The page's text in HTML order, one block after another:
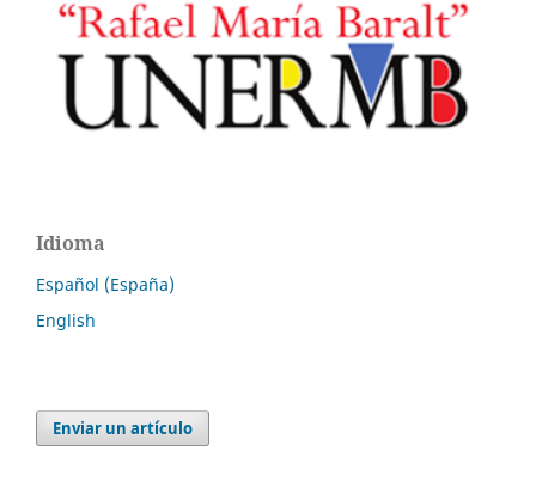
Idioma
Español (España)
English
Enviar un artículo